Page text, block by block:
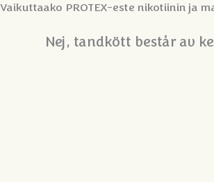
Vaikuttaako PROTEX-este nikotiinin ja
Nej, tandkött består av